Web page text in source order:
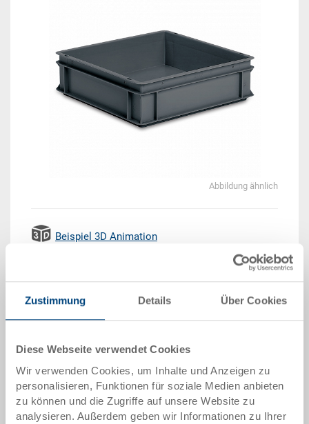
Zustimmung Details Über Cookies
Diese Webseite verwendet Cookies
Wir verwenden Cookies, um Inhalte und Anzeigen zu
personalisieren, Funktionen für soziale Medien anbieten
zu können und die Zugriffe auf unsere Website zu
analysieren. Außerdem geben wir Informationen zu Ihrer
Abbildung ähnlich
Beispiel 3D Animation
Lieferzeit: Auf Anfrage
Das Produkt kann nicht online bestellt werden:
Angebot anfordern
Bestellnummer
38-1928-0.7481.0101